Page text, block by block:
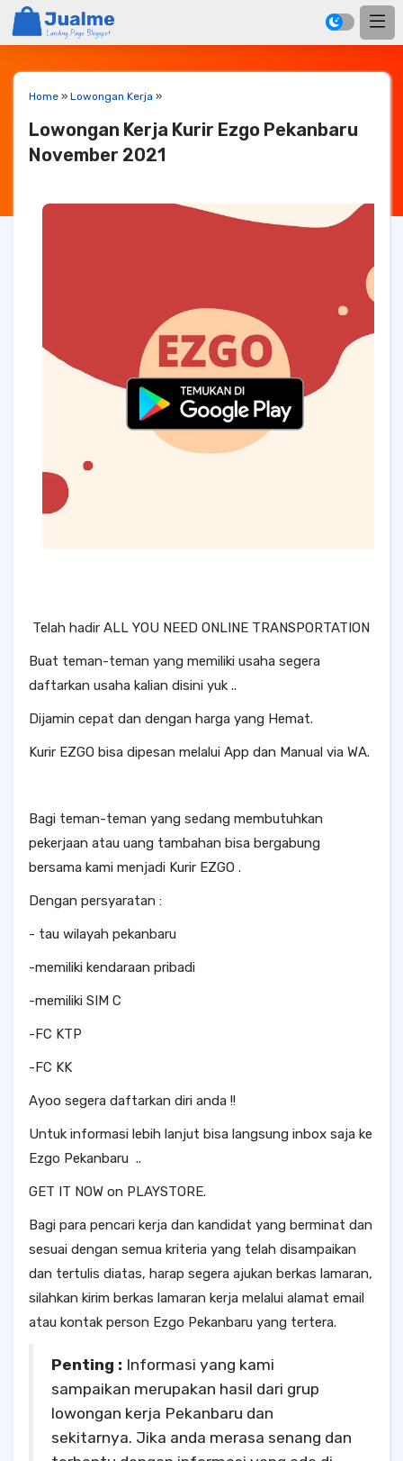
Home » Lowongan Kerja »
Lowongan Kerja Kurir Ezgo Pekanbaru
November 2021
Telah hadir ALL YOU NEED ONLINE TRANSPORTATION
Buat teman-teman yang memiliki usaha segera
daftarkan usaha kalian disini yuk ..
Dijamin cepat dan dengan harga yang Hemat.
Kurir EZGO bisa dipesan melalui App dan Manual via WA.
Bagi teman-teman yang sedang membutuhkan
pekerjaan atau uang tambahan bisa bergabung
bersama kami menjadi Kurir EZGO .
Dengan persyaratan :
- tau wilayah pekanbaru
-memiliki kendaraan pribadi
-memiliki SIM C
-FC KTP
-FC KK
Ayoo segera daftarkan diri anda !!
Untuk informasi lebih lanjut bisa langsung inbox saja ke
Ezgo Pekanbaru ..
GET IT NOW on PLAYSTORE.
Bagi para pencari kerja dan kandidat yang berminat dan
sesuai dengan semua kriteria yang telah disampaikan
dan tertulis diatas, harap segera ajukan berkas lamaran,
silahkan kirim berkas lamaran kerja melalui alamat email
atau kontak person Ezgo Pekanbaru yang tertera.
Penting : Informasi yang kami
sampaikan merupakan hasil dari grup
lowongan kerja Pekanbaru dan
sekitarnya. Jika anda merasa senang dan